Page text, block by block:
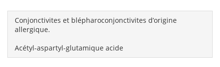
Conjonctivites et blépharoconjonctivites d’origine
allergique.
Acétyl-aspartyl-glutamique acide